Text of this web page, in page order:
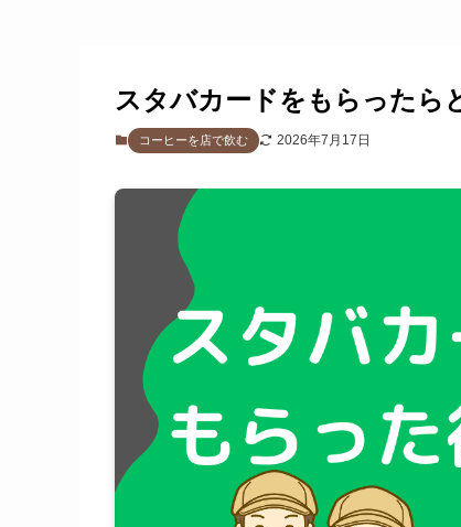
スタバカードをもらったら
コーヒーを店で飲む 2026年7月17日